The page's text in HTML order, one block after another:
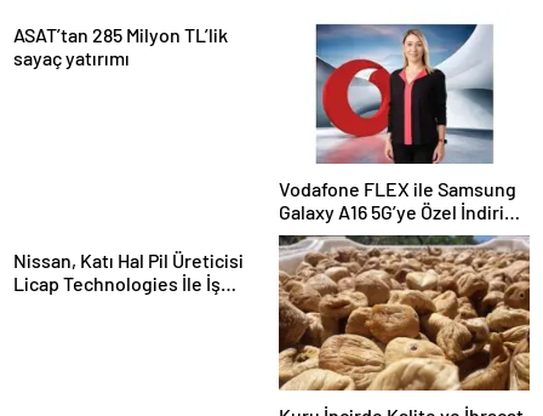
ASAT’tan 285 Milyon TL’lik
sayaç yatırımı
Vodafone FLEX ile Samsung
Galaxy A16 5G’ye Özel İndirim
ve İnternet Hediyesi
Nissan, Katı Hal Pil Üreticisi
Licap Technologies İle İş